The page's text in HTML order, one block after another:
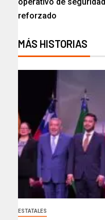
operativo de seguridad
reforzado
MÁS HISTORIAS
ESTATALES